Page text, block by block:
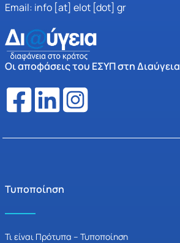
Email: info [at] elot [dot] gr
Οι αποφάσεις του ΕΣΥΠ στη Διαύγεια
Τυποποίηση
Τι είναι Πρότυπα – Τυποποίηση